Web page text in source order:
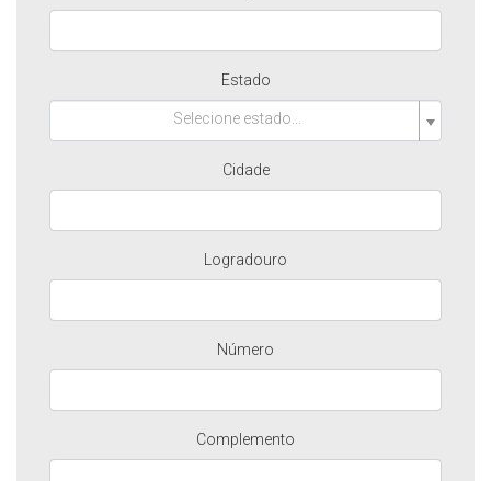
Estado
Selecione estado...
Cidade
Logradouro
Número
Complemento